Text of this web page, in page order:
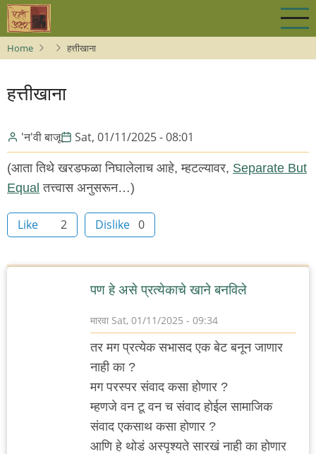
Skip
main
content
Home हत्तीखाना
हत्तीखाना
'न'वी बाजू Sat, 01/11/2025 - 08:01
(आता तिथे खरडफळा निघालेलाच आहे, म्हटल्यावर, Separate But
Equal तत्त्वास अनुसरून…)
Like 2 Dislike 0
पण हे असे प्रत्येकाचे खाने बनविले
मारवा Sat, 01/11/2025 - 09:34
तर मग प्रत्येक सभासद एक बेट बनून जाणार
नाही का ?
मग परस्पर संवाद कसा होणार ?
म्हणजे वन टू वन च संवाद होईल सामाजिक
संवाद एकसाथ कसा होणार ?
आणि हे थोडं अस्पृश्यते सारखं नाही का होणार